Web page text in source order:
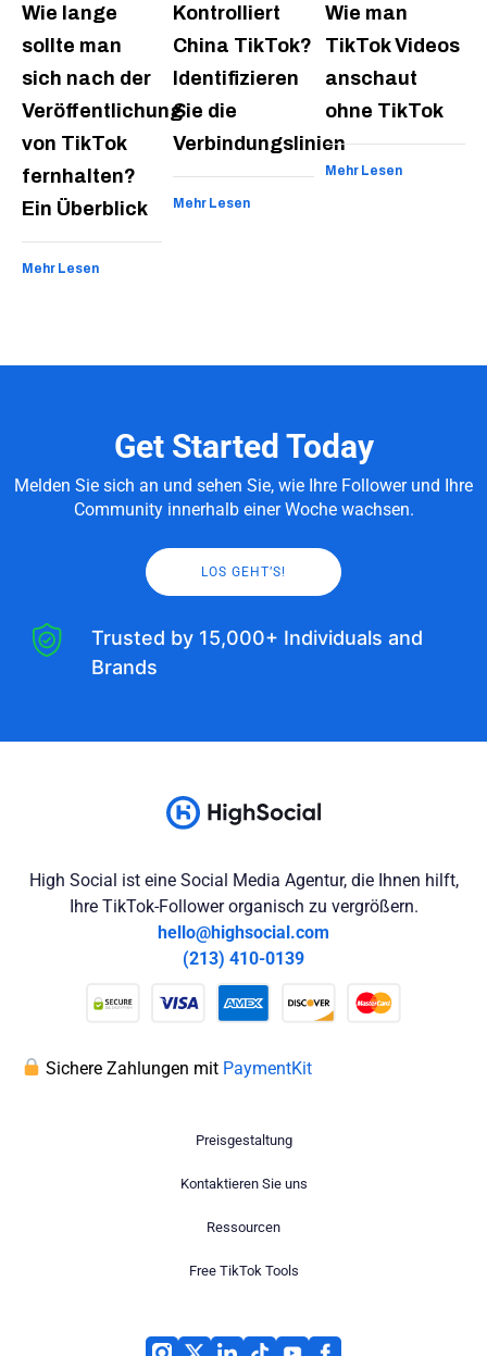
Wie lange
sollte man
sich nach der
Veröffentlichung
von TikTok
fernhalten?
Ein Überblick
Mehr Lesen
Kontrolliert
China TikTok?
Identifizieren
Sie die
Verbindungslinien
Mehr Lesen
Wie man
TikTok Videos
anschaut
ohne TikTok
Mehr Lesen
Get Started Today
Melden Sie sich an und sehen Sie, wie Ihre Follower und Ihre
Community innerhalb einer Woche wachsen.
LOS GEHT’S!
Trusted by 15,000+ Individuals and
Brands
High Social ist eine Social Media Agentur, die Ihnen hilft,
Ihre TikTok-Follower organisch zu vergrößern.
hello@highsocial.com
(213) 410-0139
Sichere Zahlungen mit PaymentKit
Preisgestaltung
Kontaktieren Sie uns
Ressourcen
Free TikTok Tools